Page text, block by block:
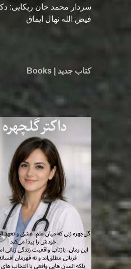
سردار محمد خان ریکایی:
فیض الله نهال ایماق
کتاب جدید | Books